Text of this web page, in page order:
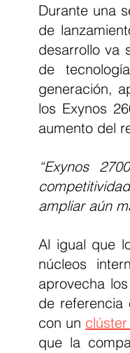
Durante una
de
desarrollo va
de
generación,
los Exynos
aumento del
“Exynos
ampliar aún
Al igual que
núcleos
aprovecha
de referencia
con un
que la